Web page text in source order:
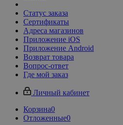
Статус заказа
Сертификаты
Адреса магазинов
Приложение iOS
Приложение Android
Возврат товара
Вопрос-ответ
Где мой заказ
Личный кабинет
Корзина0
Отложенные0